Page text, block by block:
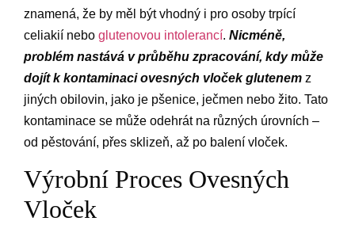
znamená, že by měl být vhodný i pro osoby trpící
celiakií nebo glutenovou intolerancí. Nicméně,
problém nastává v průběhu zpracování, kdy může
dojít k kontaminaci ovesných vloček glutenem z
jiných obilovin, jako je pšenice, ječmen nebo žito. Tato
kontaminace se může odehrát na různých úrovních –
od pěstování, přes sklizeň, až po balení vloček.
Výrobní Proces Ovesných
Vloček